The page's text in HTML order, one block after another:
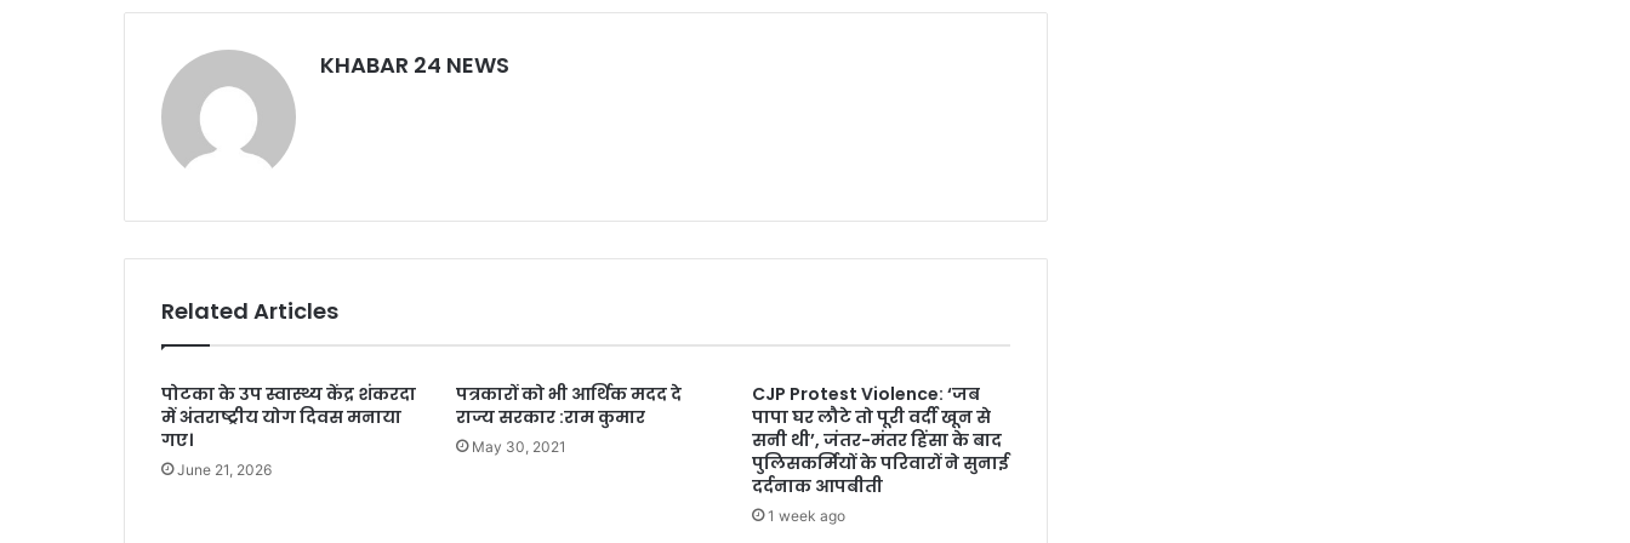
o
k
p
KHABAR 24 NEWS
Related Articles
पोटका के उप स्वास्थ्य केंद्र शंकरदा
में अंतराष्ट्रीय योग दिवस मनाया
गए।
June 21, 2026
पत्रकारों को भी आर्थिक मदद दे
राज्य सरकार :राम कुमार
May 30, 2021
CJP Protest Violence: ‘जब
पापा घर लौटे तो पूरी वर्दी खून से
सनी थी’, जंतर-मंतर हिंसा के बाद
पुलिसकर्मियों के परिवारों ने सुनाई
दर्दनाक आपबीती
1 week ago